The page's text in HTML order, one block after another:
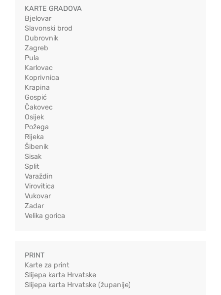
KARTE GRADOVA
Bjelovar
Slavonski brod
Dubrovnik
Zagreb
Pula
Karlovac
Koprivnica
Krapina
Gospić
Čakovec
Osijek
Požega
Rijeka
Šibenik
Sisak
Split
Varaždin
Virovitica
Vukovar
Zadar
Velika gorica
PRINT
Karte za print
Slijepa karta Hrvatske
Slijepa karta Hrvatske (županije)